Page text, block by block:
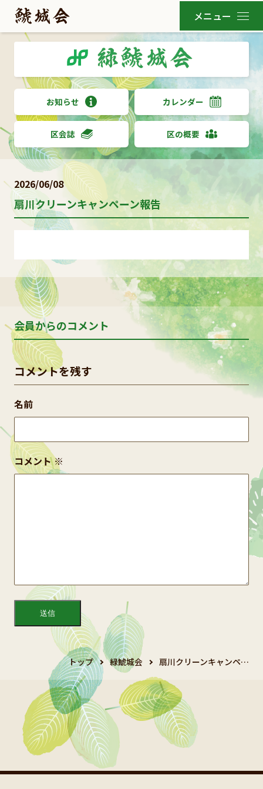
お知らせ カレンダー
区会誌 区の概要
2026/06/08
扇川クリーンキャンペーン報告
会員からのコメント
コメントを残す
コメント※
名前
トップ 緑鯱城会 扇川クリーンキャンペ…